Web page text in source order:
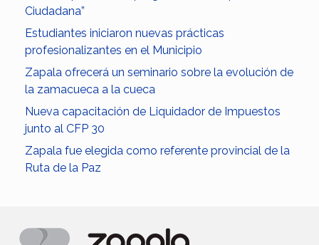
Ciudadana”
Estudiantes iniciaron nuevas prácticas
profesionalizantes en el Municipio
Zapala ofrecerá un seminario sobre la evolución de
la zamacueca a la cueca
Nueva capacitación de Liquidador de Impuestos
junto al CFP 30
Zapala fue elegida como referente provincial de la
Ruta de la Paz